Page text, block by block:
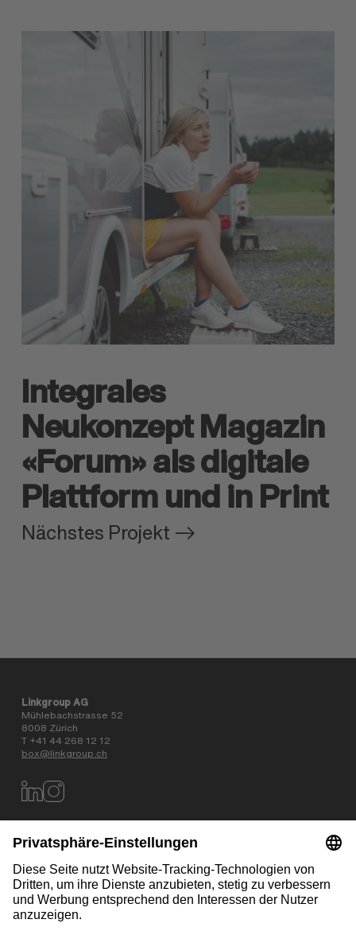
Integrales
Neukonzept Magazin
«Forum» als digitale
Plattform und in Print
Nächstes Projekt
Linkgroup AG
Mühlebachstrasse 52
8008 Zürich
T +41 44 268 12 12
box@linkgroup.ch
Datenschutz
Impressum
Kontakt